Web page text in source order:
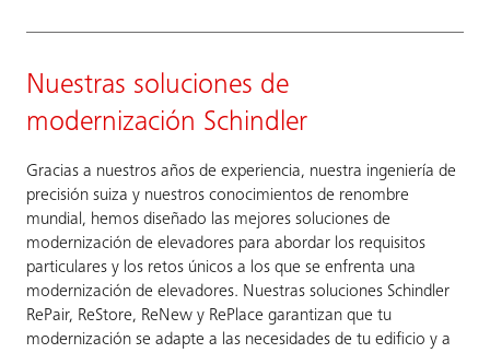
Nuestras soluciones de
modernización Schindler
Gracias a nuestros años de experiencia, nuestra ingeniería de
precisión suiza y nuestros conocimientos de renombre
mundial, hemos diseñado las mejores soluciones de
modernización de elevadores para abordar los requisitos
particulares y los retos únicos a los que se enfrenta una
modernización de elevadores. Nuestras soluciones Schindler
RePair, ReStore, ReNew y RePlace garantizan que tu
modernización se adapte a las necesidades de tu edificio y a